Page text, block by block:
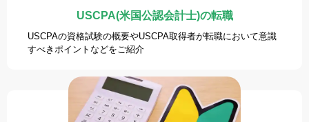
USCPA(米国公認会計士)の転職
USCPAの資格試験の概要やUSCPA取得者が転職において意識
すべきポイントなどをご紹介